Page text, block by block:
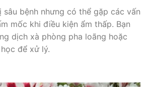
sâu bệnh nhưng có thể gặp các vấn
mốc khi điều kiện ẩm thấp. Bạn
dịch xà phòng pha loãng hoặc
để xử lý.